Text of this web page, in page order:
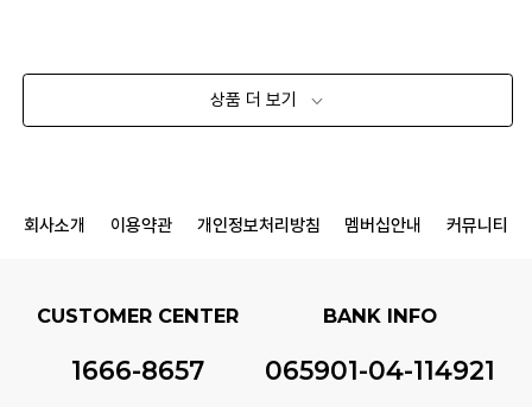
상품 더 보기
회사소개 이용약관 개인정보처리방침 멤버십안내 커뮤니티
CUSTOMER CENTER
1666-8657
BANK INFO
065901-04-114921